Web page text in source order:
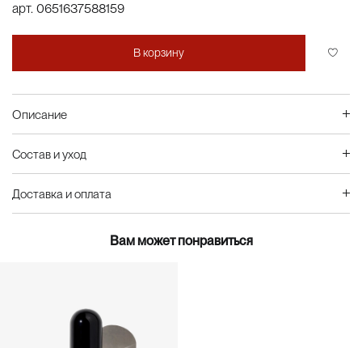
арт. 0651637588159
В корзину
Описание
Состав и уход
Доставка и оплата
Вам может понравиться